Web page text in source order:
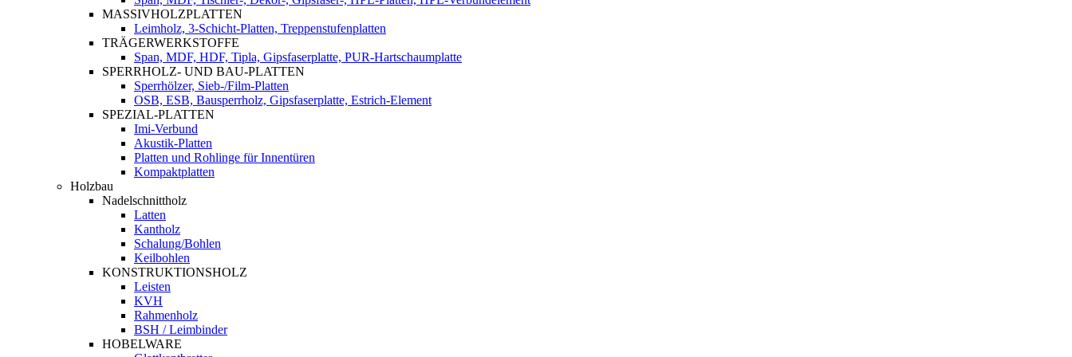
MASSIVHOLZPLATTEN
Leimholz, 3-Schicht-Platten, Treppenstufenplatten
TRÄGERWERKSTOFFE
Span, MDF, HDF, Tipla, Gipsfaserplatte, PUR-Hartschaumplatte
SPERRHOLZ- UND BAU-PLATTEN
Sperrhölzer, Sieb-/Film-Platten
OSB, ESB, Bausperrholz, Gipsfaserplatte, Estrich-Element
SPEZIAL-PLATTEN
Imi-Verbund
Akustik-Platten
Platten und Rohlinge für Innentüren
Kompaktplatten
Holzbau
Nadelschnittholz
Latten
Kantholz
Schalung/Bohlen
Keilbohlen
KONSTRUKTIONSHOLZ
Leisten
KVH
Rahmenholz
BSH / Leimbinder
HOBELWARE